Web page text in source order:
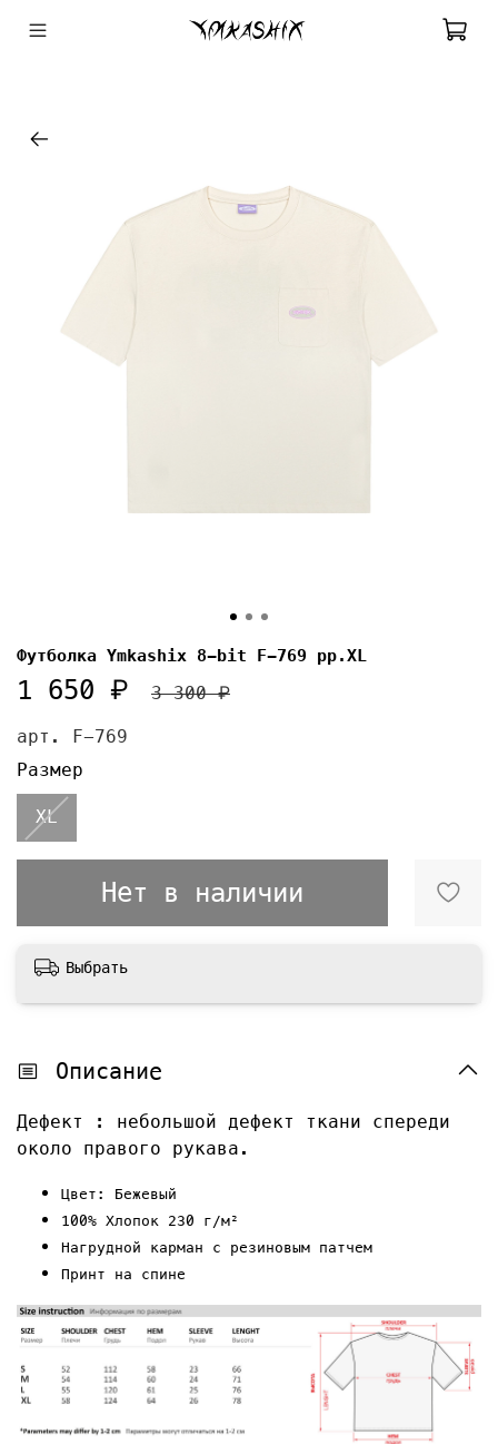
арт. F-769
Футболка Ymkashix 8-bit F-769 pp.XL
1 650 ₽ 3 300 ₽
Нет в наличии
Размер
XL
Выбрать
Описание
Дефект : небольшой дефект ткани спереди
около правого рукава.
Цвет: Бежевый
100% Хлопок 230 г/м²
Нагрудной карман с резиновым патчем
Принт на спине